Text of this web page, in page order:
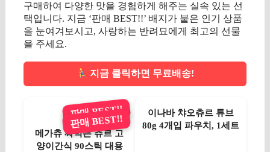
구매하여 다양한 맛을 경험하게 해주는 실속 있는 선
택입니다. 지금 ‘판매 BEST!!’ 배지가 붙은 인기 상품
을 눈여겨보시고, 사랑하는 반려묘에게 최고의 선물
을 주세요.
지금 클릭하면 무료배송!
판매 BEST!!
메가츄 짜먹는 츄르 고
양이간식 90스틱 대용
판매 BEST!!
이나바 챠오츄르 튜브
80g 4개입 파우치, 1세트